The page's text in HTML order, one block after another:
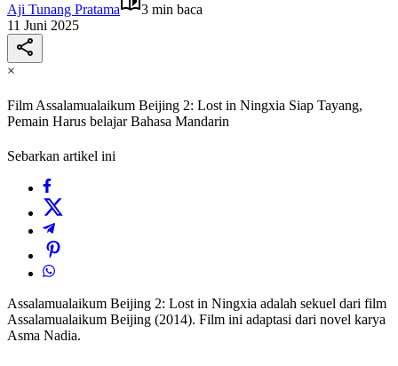
Aji Tunang Pratama
3 min baca
11 Juni 2025
×
Film Assalamualaikum Beijing 2: Lost in Ningxia Siap Tayang,
Pemain Harus belajar Bahasa Mandarin
Sebarkan artikel ini
Assalamualaikum Beijing 2: Lost in Ningxia adalah sekuel dari film
Assalamualaikum Beijing (2014). Film ini adaptasi dari novel karya
Asma Nadia.